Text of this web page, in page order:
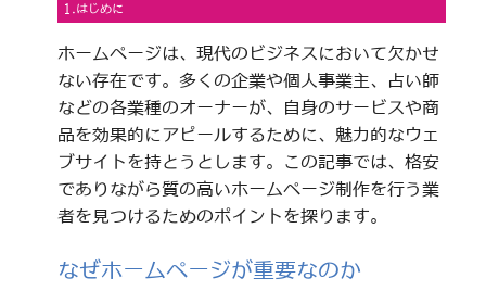
1.はじめに
ホームページは、現代のビジネスにおいて欠かせ
ない存在です。多くの企業や個人事業主、占い師
などの各業種のオーナーが、自身のサービスや商
品を効果的にアピールするために、魅力的なウェ
ブサイトを持とうとします。この記事では、格安
でありながら質の高いホームページ制作を行う業
者を見つけるためのポイントを探ります。
なぜホームページが重要なのか